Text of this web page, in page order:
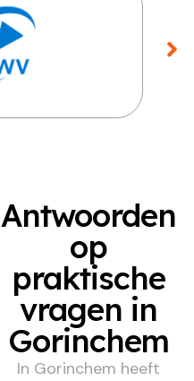
Antwoorden
op
praktische
vragen in
Gorinchem
In Gorinchem heeft